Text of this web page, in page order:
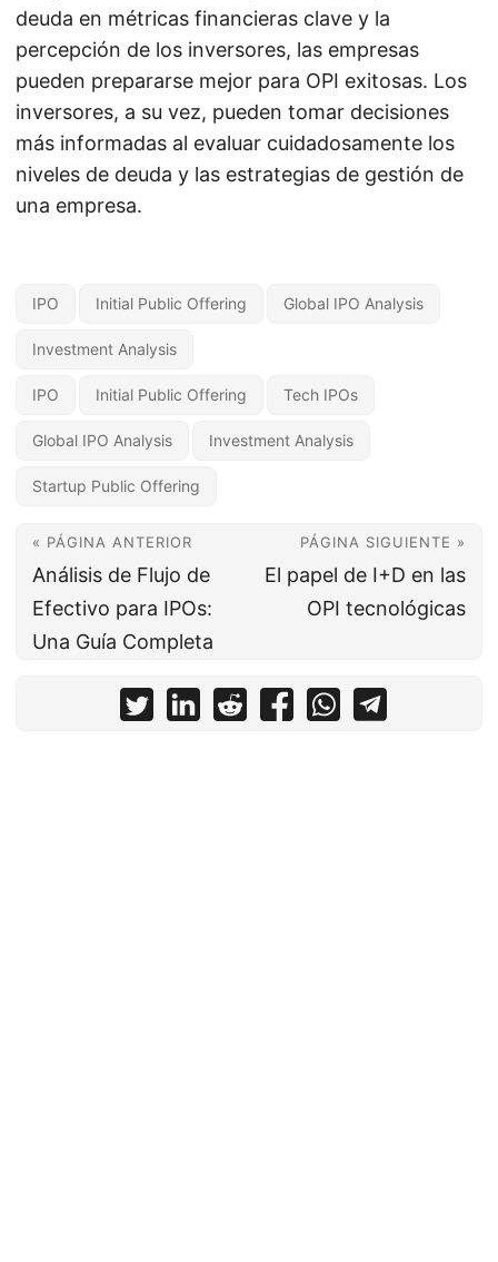
deuda en métricas financieras clave y la
percepción de los inversores, las empresas
pueden prepararse mejor para OPI exitosas. Los
inversores, a su vez, pueden tomar decisiones
más informadas al evaluar cuidadosamente los
niveles de deuda y las estrategias de gestión de
una empresa.
IPO Initial Public Offering Global IPO Analysis
Investment Analysis
IPO Initial Public Offering Tech IPOs
Global IPO Analysis Investment Analysis
Startup Public Offering
« PÁGINA ANTERIOR
Análisis de Flujo de
Efectivo para IPOs:
Una Guía Completa
PÁGINA SIGUIENTE »
El papel de I+D en las
OPI tecnológicas